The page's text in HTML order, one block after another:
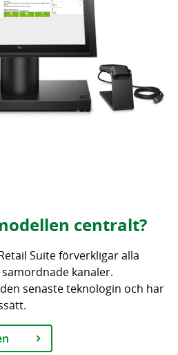
centralt?
Suite förverkligar alla
kanaler.
senaste teknologin och har